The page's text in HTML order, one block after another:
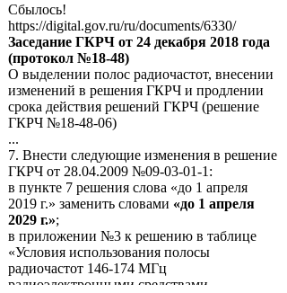
Сбылось!
https://digital.gov.ru/ru/documents/6330/
Заседание ГКРЧ от 24 декабря 2018 года
(протокол №18-48)
О выделении полос радиочастот, внесении
изменений в решения ГКРЧ и продлении
срока действия решений ГКРЧ (решение
ГКРЧ №18-48-06)
...
7. Внести следующие изменения в решение
ГКРЧ от 28.04.2009 №09-03-01-1:
в пункте 7 решения слова «до 1 апреля
2019 г.» заменить словами «до 1 апреля
2029 г.»;
в приложении №3 к решению в таблице
«Условия использования полосы
радиочастот 146-174 МГц
радиоэлектронными средствами